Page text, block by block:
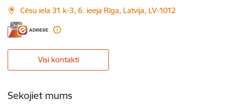
Cēsu iela 31 k-3, 6. ieeja Rīga, Latvija, LV-1012
Visi kontakti
Sekojiet mums